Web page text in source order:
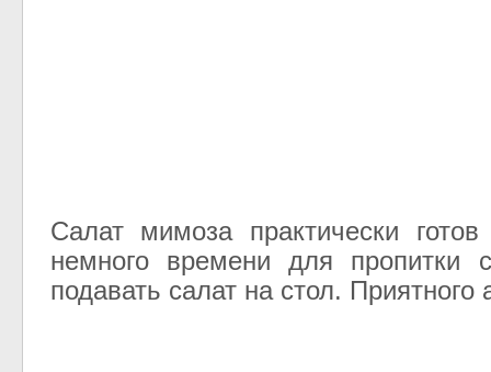
Салат мимоза практически
немного времени для пропитки
подавать салат на стол. Приятного